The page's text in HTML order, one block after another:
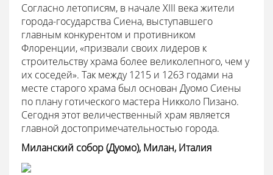
Согласно летописям, в начале XIII века жители
города-государства Сиена, выступавшего
главным конкурентом и противником
Флоренции, «призвали своих лидеров к
строительству храма более великолепного, чем у
их соседей». Так между 1215 и 1263 годами на
месте старого храма был основан Дуомо Сиены
по плану готического мастера Никколо Пизано.
Сегодня этот величественный храм является
главной достопримечательностью города.
Миланский собор (Дуомо), Милан, Италия